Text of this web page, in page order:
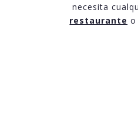
necesita
restaurante o